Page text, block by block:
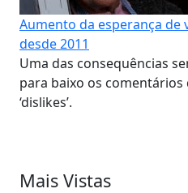
Aumento da esperança de
desde 2011
Uma das consequências
para baixo os
‘dislikes’.
Mais Vistas